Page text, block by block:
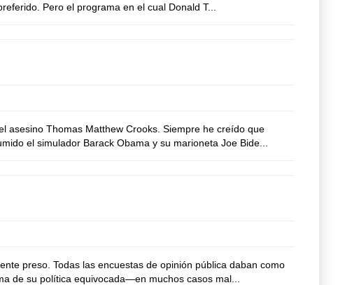
Pero el programa en el cual Donald T...
asesino Thomas Matthew Crooks. Siempre he creído que
el simulador Barack Obama y su marioneta Joe Bide...
preso. Todas las encuestas de opinión pública daban como
de su política equivocada—en muchos casos mal...